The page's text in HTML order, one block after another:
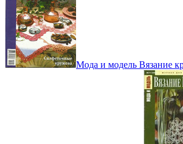
Мода и модель Вязание